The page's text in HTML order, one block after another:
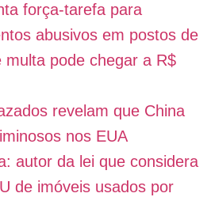
força-tarefa para
abusivos em postos de
multa pode chegar a R$
revelam que China
nos EUA
autor da lei que considera
de imóveis usados por